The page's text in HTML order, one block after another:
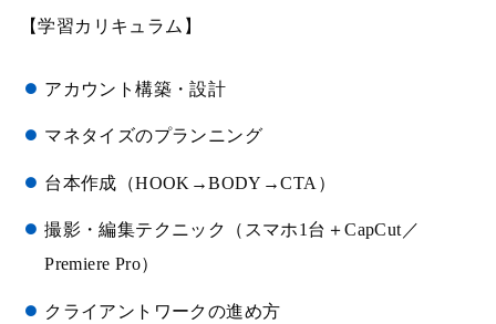
【学習カリキュラム】
アカウント構築・設計
マネタイズのプランニング
台本作成（HOOK→BODY→CTA）
撮影・編集テクニック（スマホ1台＋CapCut／
Premiere Pro）
クライアントワークの進め方